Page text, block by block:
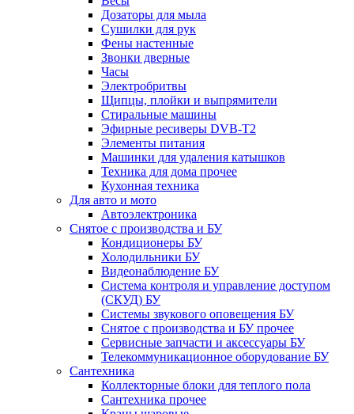
Дозаторы для мыла
Сушилки для рук
Фены настенные
Звонки дверные
Часы
Электробритвы
Щипцы, плойки и выпрямители
Стиральные машины
Эфирные ресиверы DVB-T2
Элементы питания
Машинки для удаления катышков
Техника для дома прочее
Кухонная техника
Для авто и мото
Автоэлектроника
Снятое с производства и БУ
Кондиционеры БУ
Холодильники БУ
Видеонаблюдение БУ
Система контроля и управление доступом
(СКУД) БУ
Системы звукового оповещения БУ
Снятое с производства и БУ прочее
Сервисные запчасти и аксессуары БУ
Телекоммуникационное оборудование БУ
Сантехника
Коллекторные блоки для теплого пола
Сантехника прочее